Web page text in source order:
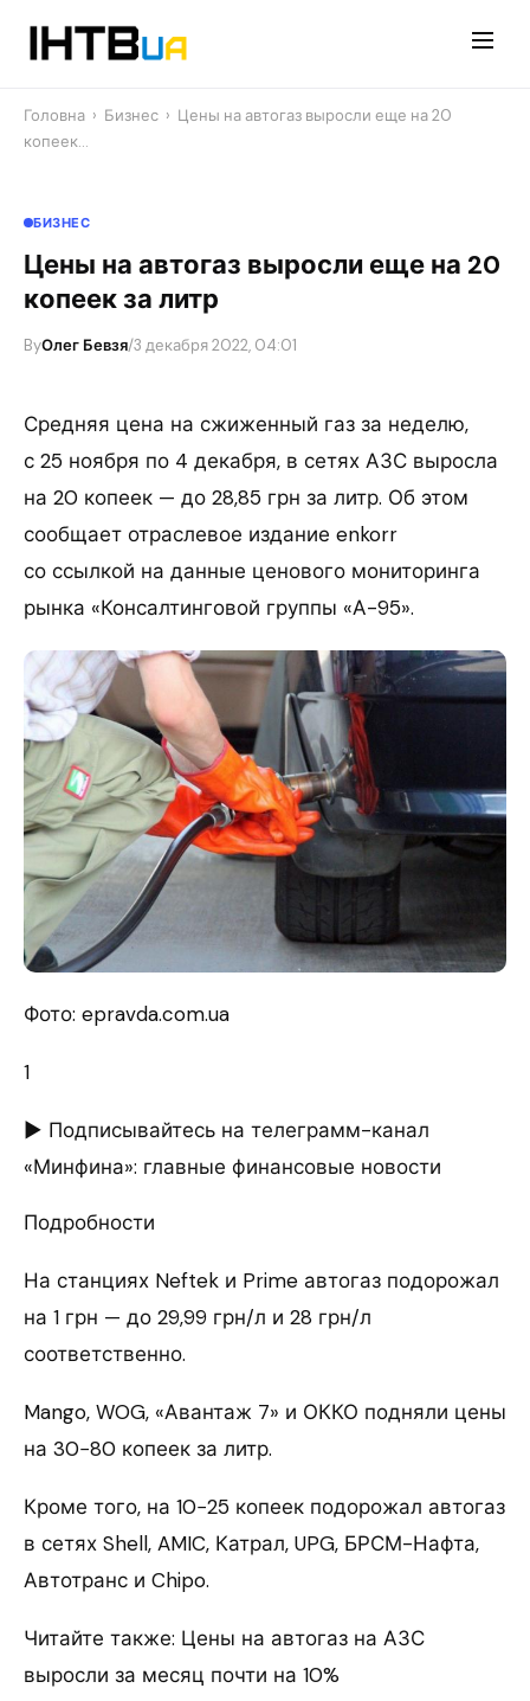
Головна › Бизнес › Цены на автогаз выросли еще на 20
копеек…
БИЗНЕС
Цены на автогаз выросли еще на 20
копеек за литр
ByОлег Бевзя/3 декабря 2022, 04:01
Средняя цена на сжиженный газ за неделю,
с 25 ноября по 4 декабря, в сетях АЗС выросла
на 20 копеек — до 28,85 грн за литр. Об этом
сообщает отраслевое издание enkorr
со ссылкой на данные ценового мониторинга
рынка «Консалтинговой группы «А-95».
Фото: epravda.com.ua
1
► Подписывайтесь на телеграмм-канал
«Минфина»: главные финансовые новости
Подробности
На станциях Neftek и Prime автогаз подорожал
на 1 грн — до 29,99 грн/л и 28 грн/л
соответственно.
Mango, WOG, «Авантаж 7» и ОККО подняли цены
на 30−80 копеек за литр.
Кроме того, на 10−25 копеек подорожал автогаз
в сетях Shell, AMIC, Катрал, UPG, БРСМ-Нафта,
Автотранс и Chipo.
Читайте также: Цены на автогаз на АЗС
выросли за месяц почти на 10%